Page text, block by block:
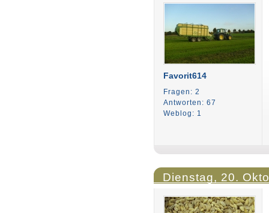
Favorit614
Fragen: 2
Antworten: 67
Weblog: 1
Dienstag, 20.